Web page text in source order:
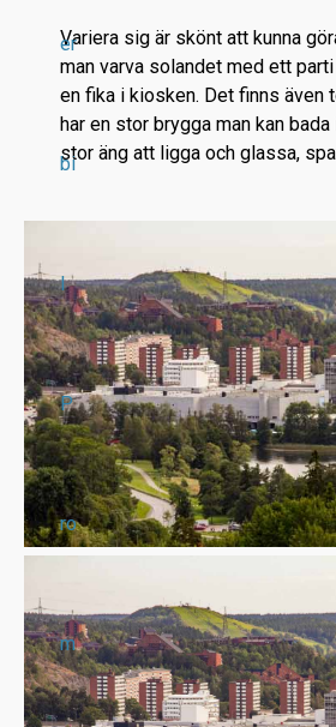
er
bi
l
P
ro
m
Variera sig är skönt att kunna
man varva solandet med ett
en fika i kiosken. Det finns även
har en stor brygga man kan
stor äng att ligga och glassa,